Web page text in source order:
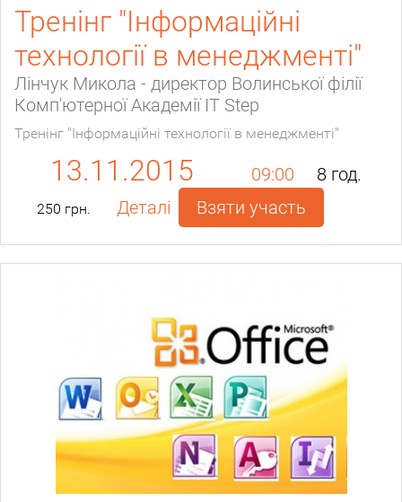
Тренінг "Інформаційні
технології в менеджменті"
Лінчук Микола - директор Волинської філії
Комп'ютерної Академії IT Step
Тренінг "Інформаційні технології в менеджменті"
13.11.2015 09:00 8 год.
250 грн. Деталі Взяти участь